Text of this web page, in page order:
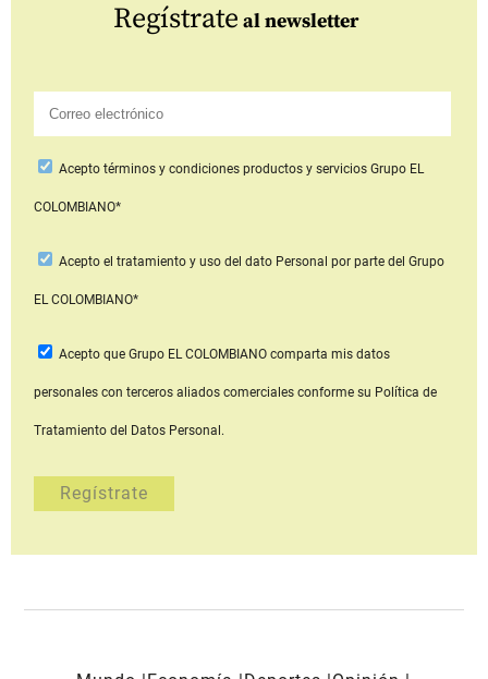
Regístrate al newsletter
Aceptotérminos y condiciones productos y serviciosGrupo EL
COLOMBIANO*
Acepto el tratamiento y uso del dato Personal por parte del Grupo
EL COLOMBIANO*
Acepto que Grupo EL COLOMBIANOcomparta mis datos
personales con terceros aliados comerciales conforme su Política de
Tratamiento del Datos Personal.